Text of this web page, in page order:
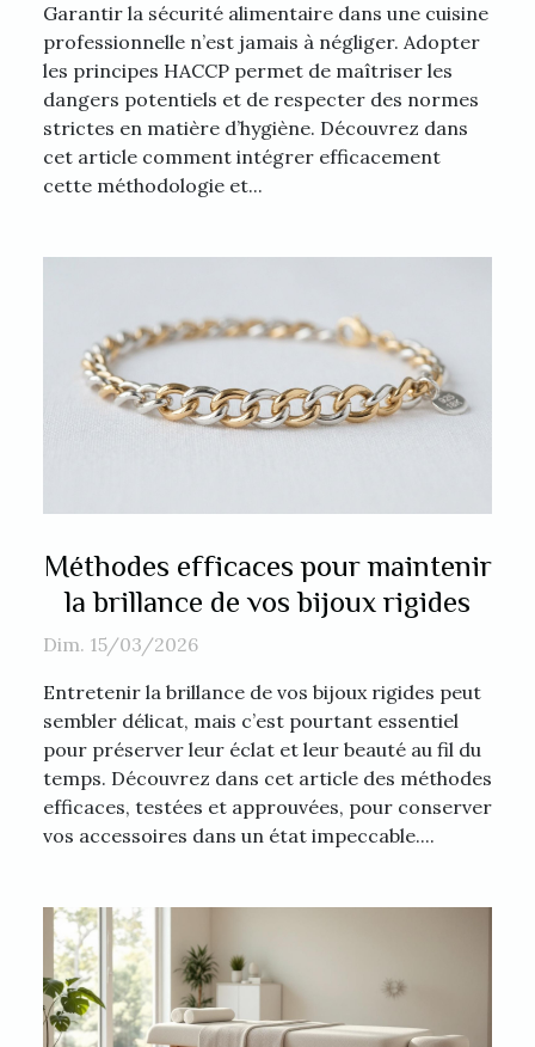
Garantir la sécurité alimentaire dans une cuisine
professionnelle n’est jamais à négliger. Adopter
les principes HACCP permet de maîtriser les
dangers potentiels et de respecter des normes
strictes en matière d’hygiène. Découvrez dans
cet article comment intégrer efficacement
cette méthodologie et...
Méthodes efficaces pour maintenir
la brillance de vos bijoux rigides
Dim. 15/03/2026
Entretenir la brillance de vos bijoux rigides peut
sembler délicat, mais c’est pourtant essentiel
pour préserver leur éclat et leur beauté au fil du
temps. Découvrez dans cet article des méthodes
efficaces, testées et approuvées, pour conserver
vos accessoires dans un état impeccable....